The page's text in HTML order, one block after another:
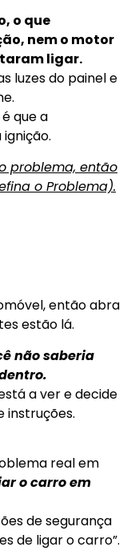
o que
nem o motor
ligar.
luzes do painel e
que a
problema, então
o Problema).
então abra
estão lá.
não saberia
a ver e decide
instruções.
real em
o carro em
de segurança
de ligar o carro”.